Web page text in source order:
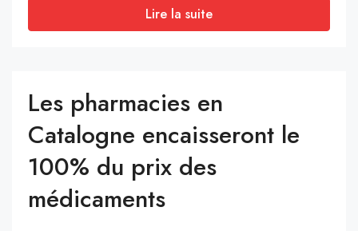
Lire la suite
Les pharmacies en
Catalogne encaisseront le
100% du prix des
médicaments